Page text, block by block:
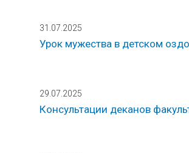
31.07.2025
Урок мужества в детском
29.07.2025
Консультации деканов